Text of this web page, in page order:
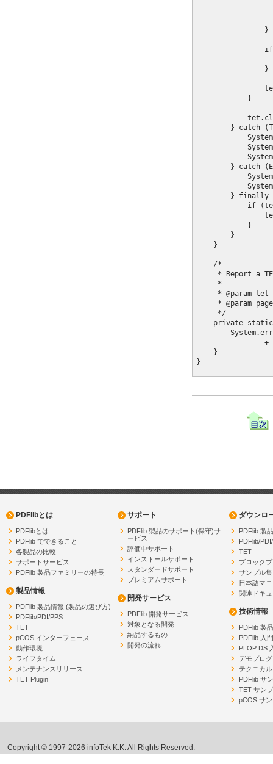
                }
                }
            }
} catch
} catch
} finally
if
            }
        }
    }
    /*
* Report a
     *
* @param tet
* @param
     */
private
+
    }
PDFlibとは
PDFlibとは
PDFlib でできること
各製品の比較
サポートサービス
PDFlib 製品ファミリーの特長
製品情報
PDFlib 製品情報 (製品の選び方)
PDFlib/PDI/PPS
TET
pCOS インターフェース
動作環境
ライフタイム
メンテナンスリリース
TET Plugin
サポート
PDFlib 製品のサポート(保守)サ
ービス
評価中サポート
インストールサポート
スタンダードサポート
プレミアムサポート
開発サービス
PDFlib 開発サービス
対象となる開発
納品するもの
開発の流れ
ダウンロ
PDFlib 製
PDFlib/
TET
ブロック
サンプル集
日本語マ
関連ドキ
技術情報
PDFlib 製
PDFlib 入門
PLOP DS
デモプロ
テクニカ
PDFlib サ
TET サン
pCOS サ
Copyright © 1997-2026 infoTek K.K. All Rights Reserved.